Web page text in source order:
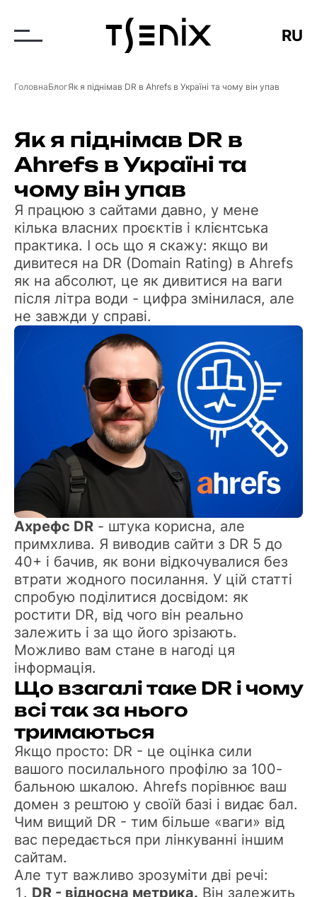
RU
ГоловнаБлогЯк я піднімав DR в Ahrefs в Україні та чому він упав
Як я піднімав DR в
Ahrefs в Україні та
чому він упав
Я працюю з сайтами давно, у мене
кілька власних проєктів і клієнтська
практика. І ось що я скажу: якщо ви
дивитеся на DR (Domain Rating) в Ahrefs
як на абсолют, це як дивитися на ваги
після літра води - цифра змінилася, але
не завжди у справі.
Ахрефс DR - штука корисна, але
примхлива. Я виводив сайти з DR 5 до
40+ і бачив, як вони відкочувалися без
втрати жодного посилання. У цій статті
спробую поділитися досвідом: як
ростити DR, від чого він реально
залежить і за що його зрізають.
Можливо вам стане в нагоді ця
інформація.
Що взагалі таке DR і чому
всі так за нього
тримаються
Якщо просто: DR - це оцінка сили
вашого посилального профілю за 100-
бальною шкалою. Ahrefs порівнює ваш
домен з рештою у своїй базі і видає бал.
Чим вищий DR - тим більше «ваги» від
вас передається при лінкуванні іншим
сайтам.
Але тут важливо зрозуміти дві речі:
DR - відносна метрика. Він залежить